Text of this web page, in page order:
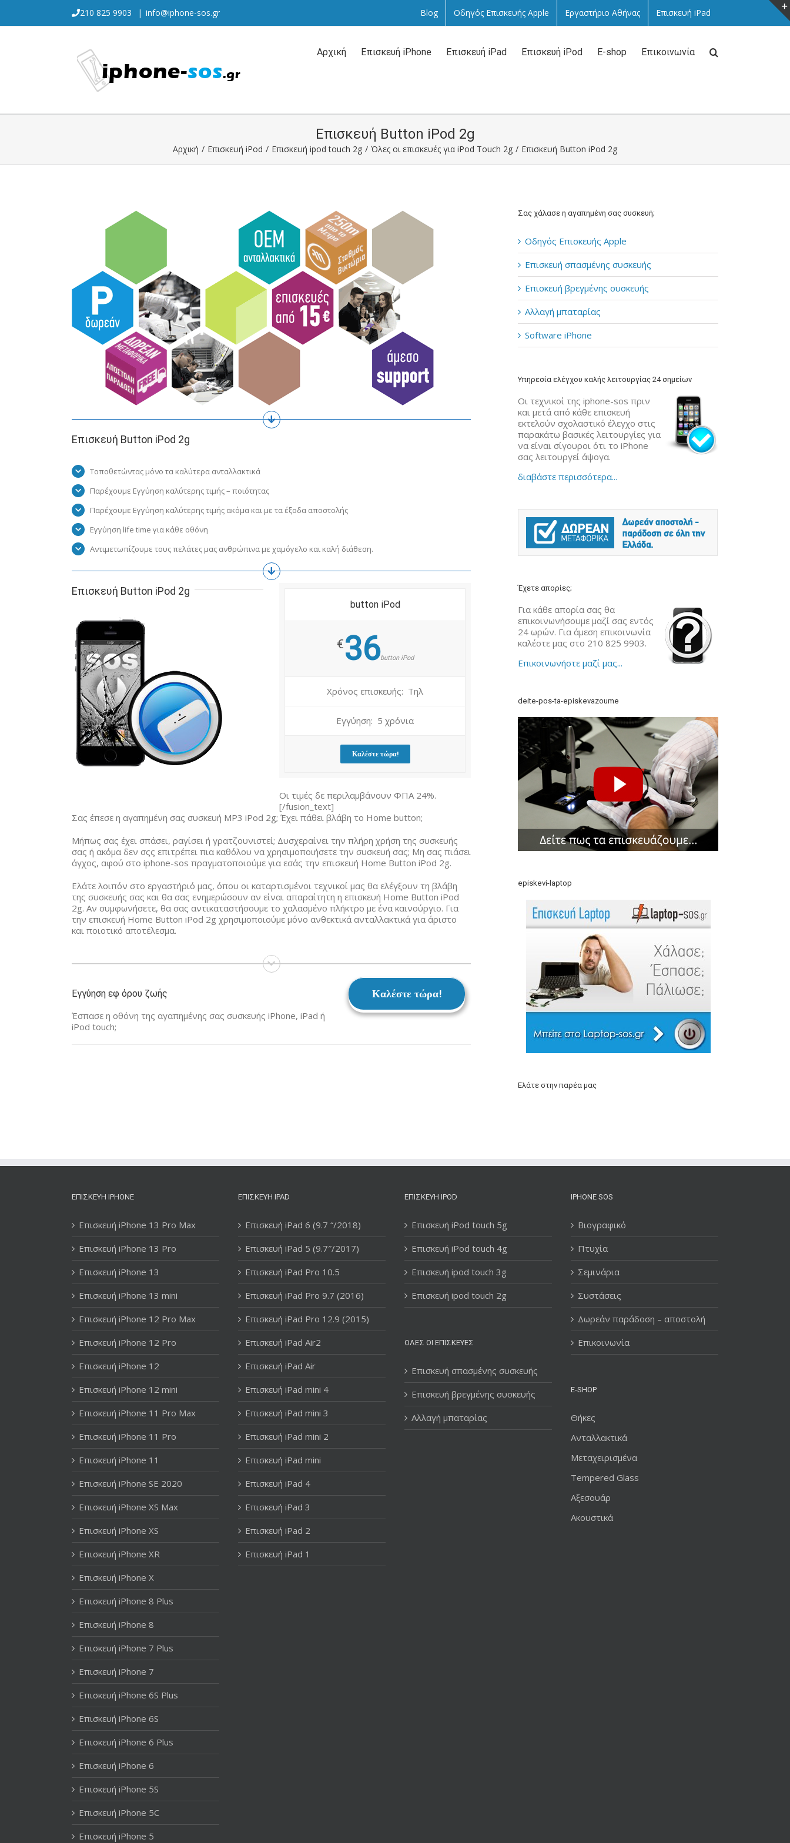
content
210 825 9903 | info@iphone-sos.gr Blog Οδηγός Επισκευής Apple Εργαστήριο Αθήνας Επισκευή iPad
Αναζήτηση
Αρχική Επισκευή iPhone Επισκευή iPad Επισκευή iPod E-shop Επικοινωνία
Επισκευή Button iPod 2g
Αρχική / Επισκευή iPod / Επισκευή ipod touch 2g / Όλες οι επισκευές για iPod Touch 2g / Επισκευή Button iPod 2g
Επισκευή Button iPod 2g
Τοποθετώντας μόνο τα καλύτερα ανταλλακτικά
Παρέχουμε Εγγύηση καλύτερης τιμής – ποιότητας
Παρέχουμε Εγγύηση καλύτερης τιμής ακόμα και με τα έξοδα αποστολής
Εγγύηση life time για κάθε οθόνη
Αντιμετωπίζουμε τους πελάτες μας ανθρώπινα με χαμόγελο και καλή διάθεση.
Επισκευή Button iPod 2g
button iPοd
€36button iPοd
Χρόνος επισκευής: Τηλ
Εγγύηση: 5 χρόνια
Καλέστε τώρα!
Οι τιμές δε περιλαμβάνουν ΦΠΑ 24%.
[/fusion_text]
Σας έπεσε η αγαπημένη σας συσκευή MP3 iPod 2g; Έχει πάθει βλάβη το Home button;
Μήπως σας έχει σπάσει, ραγίσει ή γρατζουνιστεί; Δυσχεραίνει την πλήρη χρήση της συσκευής
σας ή ακόμα δεν σςς επιτρέπει πια καθόλου να χρησιμοποιήσετε την συσκευή σας; Μη σας πιάσει
άγχος, αφού στο iphone-sos πραγματοποιούμε για εσάς την επισκευή Home Button iPod 2g.
Ελάτε λοιπόν στο εργαστήριό μας, όπου οι καταρτισμένοι τεχνικοί μας θα ελέγξουν τη βλάβη
της συσκευής σας και θα σας ενημερώσουν αν είναι απαραίτητη η επισκευή Home Button iPod
2g. Αν συμφωνήσετε, θα σας αντικαταστήσουμε το χαλασμένο πλήκτρο με ένα καινούργιο. Για
την επισκευή Home Button iPod 2g χρησιμοποιούμε μόνο ανθεκτικά ανταλλακτικά για άριστο
και ποιοτικό αποτέλεσμα.
Εγγύηση εφ όρου ζωής
Έσπασε η οθόνη της αγαπημένης σας συσκευής iPhone, iPad ή
iPod touch;
Καλέστε τώρα!
Σας χάλασε η αγαπημένη σας συσκευή;
Οδηγός Επισκευής Apple
Επισκευή σπασμένης συσκευής
Επισκευή βρεγμένης συσκευής
Αλλαγή μπαταρίας
Software iPhone
Υπηρεσία ελέγχου καλής λειτουργίας 24 σημείων
Οι τεχνικοί της iphone-sos πριν
και μετά από κάθε επισκευή
εκτελούν σχολαστικό έλεγχο στις
παρακάτω βασικές λειτουργίες για
να είναι σίγουροι ότι το iPhone
σας λειτουργεί άψογα.
διαβάστε περισσότερα...
Έχετε απορίες;
Για κάθε απορία σας θα
επικοινωνήσουμε μαζί σας εντός
24 ωρών. Για άμεση επικοινωνία
καλέστε μας στο 210 825 9903.
Επικοινωνήστε μαζί μας...
deite-pos-ta-episkevazoume
episkevi-laptop
Ελάτε στην παρέα μας
ΕΠΙΣΚΕΥΉ IPHONE
Επισκευή iPhone 13 Pro Max
Επισκευή iPhone 13 Pro
Επισκευή iPhone 13
Επισκευή iPhone 13 mini
Επισκευή iPhone 12 Pro Max
Επισκευή iPhone 12 Pro
Επισκευή iPhone 12
Επισκευή iPhone 12 mini
Επισκευή iPhone 11 Pro Max
Επισκευή iPhone 11 Pro
Επισκευή iPhone 11
Επισκευή iPhone SE 2020
Επισκευή iPhone XS Max
Επισκευή iPhone XS
Επισκευή iPhone XR
Επισκευή iPhone X
Επισκευή iPhone 8 Plus
Επισκευή iPhone 8
Επισκευή iPhone 7 Plus
Επισκευή iPhone 7
Επισκευή iPhone 6S Plus
Επισκευή iPhone 6S
Επισκευή iPhone 6 Plus
Επισκευή iPhone 6
Επισκευή iPhone 5S
Επισκευή iPhone 5C
Επισκευή iPhone 5
ΕΠΙΣΚΕΥΉ IPAD
Επισκευή iPad 6 (9.7 “/2018)
Επισκευή iPad 5 (9.7″/2017)
Επισκευή iPad Pro 10.5
Επισκευή iPad Pro 9.7 (2016)
Επισκευή iPad Pro 12.9 (2015)
Επισκευή iPad Air2
Επισκευή iPad Air
Επισκευή iPad mini 4
Επισκευή iPad mini 3
Επισκευή iPad mini 2
Επισκευή iPad mini
Επισκευή iPad 4
Επισκευή iPad 3
Επισκευή iPad 2
Επισκευή iPad 1
ΕΠΙΣΚΕΥΉ IPOD
Επισκευή iPod touch 5g
Επισκευή iPod touch 4g
Επισκευή ipod touch 3g
Επισκευή ipod touch 2g
ΌΛΕΣ ΟΙ ΕΠΙΣΚΕΥΈΣ
Επισκευή σπασμένης συσκευής
Επισκευή βρεγμένης συσκευής
Αλλαγή μπαταρίας
IPHONE SOS
Βιογραφικό
Πτυχία
Σεμινάρια
Συστάσεις
Δωρεάν παράδοση – αποστολή
Επικοινωνία
E-SHOP
Θήκες
Ανταλλακτικά
Μεταχειρισμένα
Tempered Glass
Αξεσουάρ
Ακουστικά